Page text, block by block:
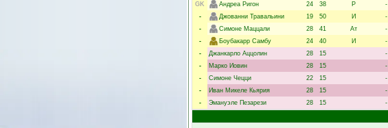
GK
Андреа Ригон 24 38 Р -
-
Джованни Травальини 19 50 И -
-
Симоне Маццали 28 41 Ат -
-
Боубакарр Самбу 24 40 И -
-
Джанкарло Аццолин 28 15 -
-
Марко Иовин 28 15 -
-
Симоне Чецци 22 15 -
-
Иван Микеле Кьярия 28 15 -
-
Эмануэле Пезарези 28 15 -